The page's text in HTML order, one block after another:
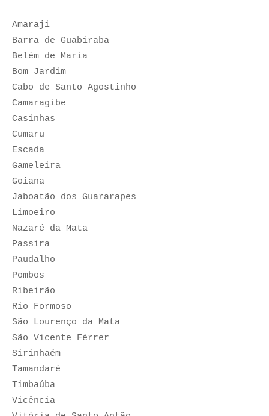
Amaraji
Barra de Guabiraba
Belém de Maria
Bom Jardim
Cabo de Santo Agostinho
Camaragibe
Casinhas
Cumaru
Escada
Gameleira
Goiana
Jaboatão dos Guararapes
Limoeiro
Nazaré da Mata
Passira
Paudalho
Pombos
Ribeirão
Rio Formoso
São Lourenço da Mata
São Vicente Férrer
Sirinhaém
Tamandaré
Timbaúba
Vicência